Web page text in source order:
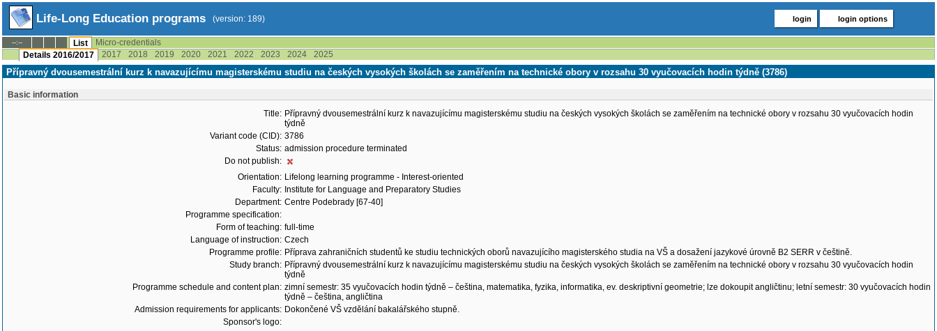
Life-Long Education programs (version: 189) login login options
--:-- List
Micro-credentials
Details 2016/2017
2017 2018 2019 2020 2021 2022 2023 2024 2025
Přípravný dvousemestrální kurz k navazujícímu magisterskému studiu na českých vysokých školách se zaměřením na technické obory v rozsahu 30 vyučovacích hodin týdně (3786)
Basic information
Title: Přípravný dvousemestrální kurz k navazujícímu magisterskému studiu na českých vysokých školách se zaměřením na technické obory v rozsahu 30 vyučovacích hodin
týdně
Variant code (CID): 3786
Status: admission procedure terminated
Do not publish:
Orientation: Lifelong learning programme - Interest-oriented
Faculty: Institute for Language and Preparatory Studies
Department: Centre Podebrady [67-40]
Programme specification:
Form of teaching: full-time
Language of instruction: Czech
Programme profile: Příprava zahraničních studentů ke studiu technických oborů navazujícího magisterského studia na VŠ a dosažení jazykové úrovně B2 SERR v češtině.
Study branch: Přípravný dvousemestrální kurz k navazujícímu magisterskému studiu na českých vysokých školách se zaměřením na technické obory v rozsahu 30 vyučovacích hodin
týdně
Programme schedule and content plan: zimní semestr: 35 vyučovacích hodin týdně – čeština, matematika, fyzika, informatika, ev. deskriptivní geometrie; lze dokoupit angličtinu; letní semestr: 30 vyučovacích hodin
týdně – čeština, angličtina
Admission requirements for applicants: Dokončené VŠ vzdělání bakalářského stupně.
Sponsor's logo: